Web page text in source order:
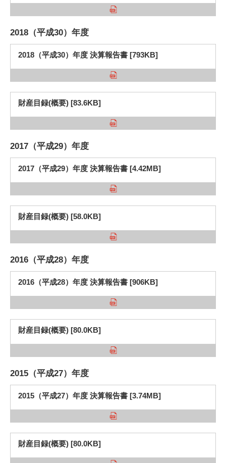
2018（平成30）年度
2018（平成30）年度 決算報告書 [793KB]
財産目録(概要) [83.6KB]
2017（平成29）年度
2017（平成29）年度 決算報告書 [4.42MB]
財産目録(概要) [58.0KB]
2016（平成28）年度
2016（平成28）年度 決算報告書 [906KB]
財産目録(概要) [80.0KB]
2015（平成27）年度
2015（平成27）年度 決算報告書 [3.74MB]
財産目録(概要) [80.0KB]